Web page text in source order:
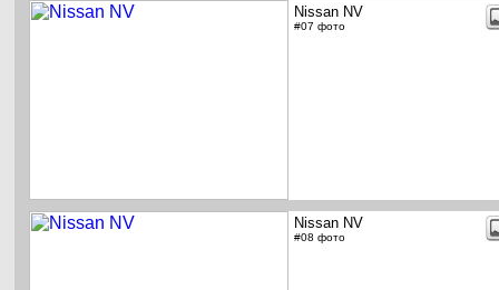
Nissan NV
#07 фото
Nissan NV
#08 фото